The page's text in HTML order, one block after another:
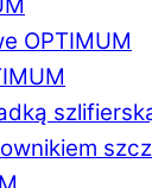
OPTIMUM